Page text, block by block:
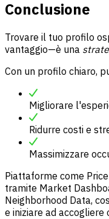
Conclusione
Trovare il tuo profilo
vantaggio—è una
Con un profilo chiaro,
Migliorare
Ridurre costi e
Massimizzare
Piattaforme come
tramite Market
Neighborhood Data,
e iniziare ad